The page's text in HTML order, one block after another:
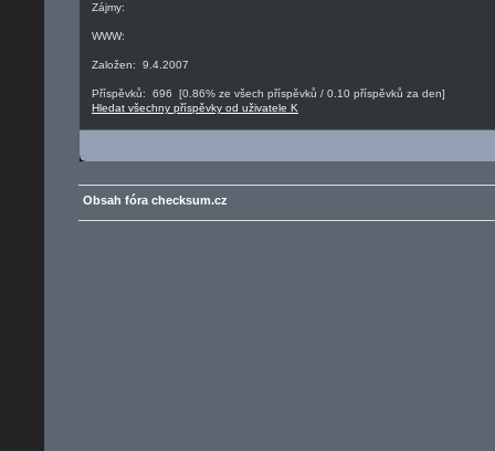
Zájmy:
WWW:
Založen: 9.4.2007
Příspěvků: 696 [0.86% ze všech příspěvků / 0.10 příspěvků za den]
Hledat všechny příspěvky od uživatele K
Obsah fóra checksum.cz